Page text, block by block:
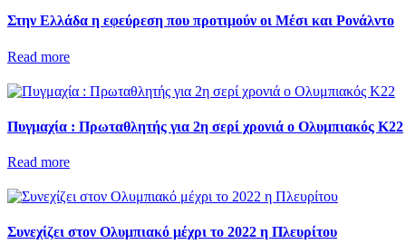
Στην Ελλάδα η εφεύρεση που προτιμούν οι Μέσι και Ρονάλντο
Read more
Πυγμαχία : Πρωταθλητής για 2η σερί χρονιά ο Ολυμπιακός Κ22
Read more
Συνεχίζει στον Ολυμπιακό μέχρι το 2022 η Πλευρίτου